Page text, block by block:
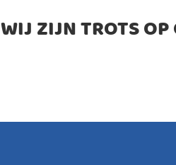
WIJ ZIJN TROTS